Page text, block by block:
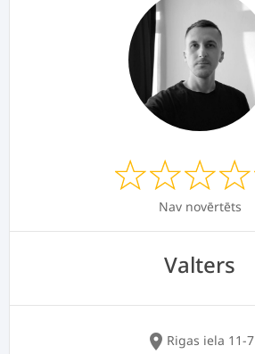
Nav novērtēts
Valters
location_on Rigas iela 11-7